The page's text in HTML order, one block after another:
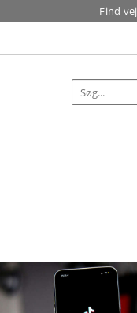
Find vej